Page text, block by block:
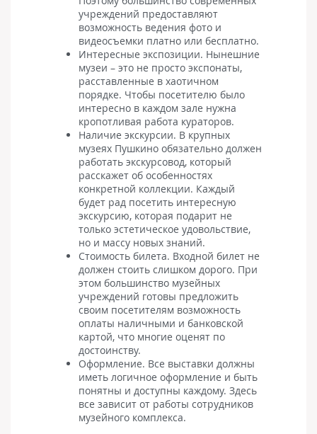
учреждений предоставляют
возможность ведения фото и
видеосъемки платно или бесплатно.
Интересные экспозиции. Нынешние
музеи – это не просто экспонаты,
расставленные в хаотичном
порядке. Чтобы посетителю было
интересно в каждом зале нужна
кропотливая работа кураторов.
Наличие экскурсии. В крупных
музеях Пушкино обязательно должен
работать экскурсовод, который
расскажет об особенностях
конкретной коллекции. Каждый
будет рад посетить интересную
экскурсию, которая подарит не
только эстетическое удовольствие,
но и массу новых знаний.
Стоимость билета. Входной билет не
должен стоить слишком дорого. При
этом большинство музейных
учреждений готовы предложить
своим посетителям возможность
оплаты наличными и банковской
картой, что многие оценят по
достоинству.
Оформление. Все выставки должны
иметь логичное оформление и быть
понятны и доступны каждому. Здесь
все зависит от работы сотрудников
музейного комплекса.